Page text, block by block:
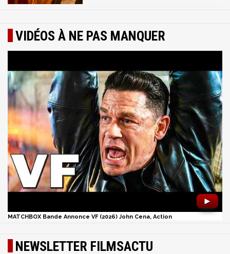
VIDÉOS À NE PAS MANQUER
►
MATCHBOX Bande Annonce VF (2026) John Cena, Action
NEWSLETTER FILMSACTU